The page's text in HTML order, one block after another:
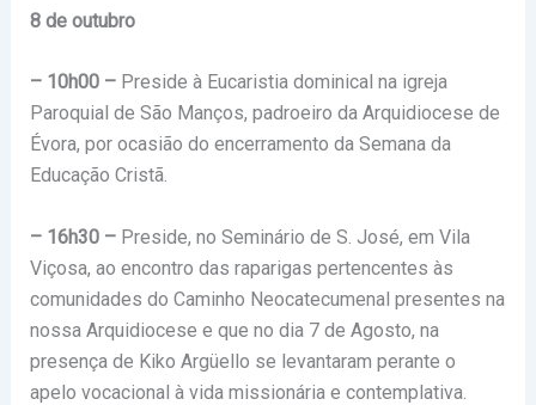
8 de outubro
– 10h00 –Preside à Eucaristia dominical na igreja
Paroquial de São Manços, padroeiro da Arquidiocese de
Évora, por ocasião do encerramento da Semana da
Educação Cristã.
– 16h30 –Preside, no Seminário de S. José, em Vila
Viçosa, ao encontro das raparigas pertencentes às
comunidades do Caminho Neocatecumenal presentes na
nossa Arquidiocese e que no dia 7 de Agosto, na
presença de Kiko Argüello se levantaram perante o
apelo vocacional à vida missionária e contemplativa.